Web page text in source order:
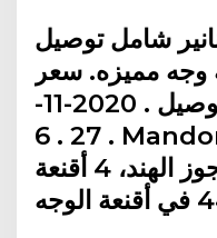
القناع 7 دنانير شامل توصيل
وجه مميزه. سعر
القناع 7 دنانير شامل توصيل . 2020-11-
27 . 6 . Mandom, Barrier Repair،
قناع وجه بالزيت، زيت جوز الهند، 4 أقنعة